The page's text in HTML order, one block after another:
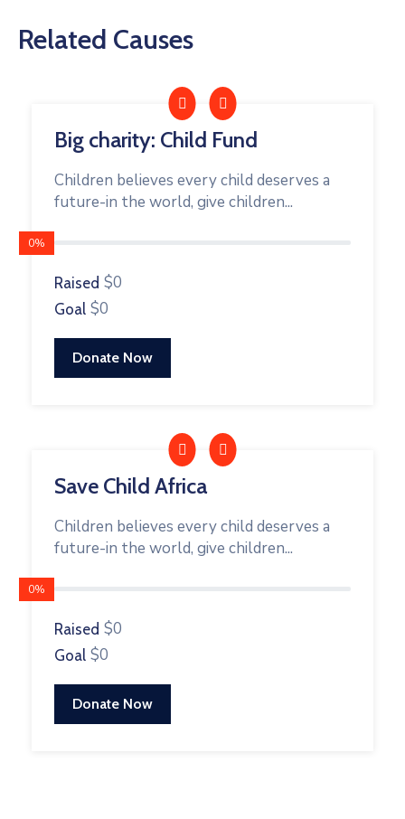
Related Causes
Big charity: Child Fund
Children believes every child deserves a
future-in the world, give children...
0%
Raised $0
Goal $0
Donate Now
Save Child Africa
Children believes every child deserves a
future-in the world, give children...
0%
Raised $0
Goal $0
Donate Now